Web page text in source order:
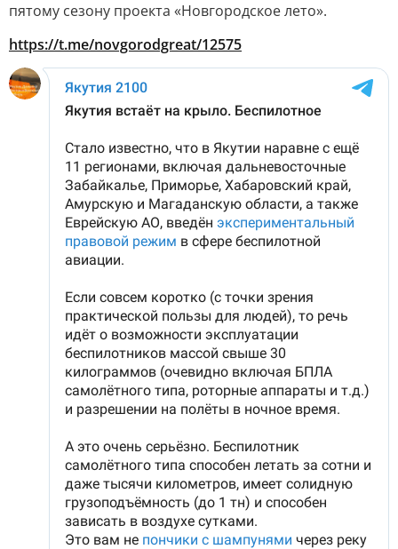
пятому сезону проекта «Новгородское лето».
https://t.me/novgorodgreat/12575